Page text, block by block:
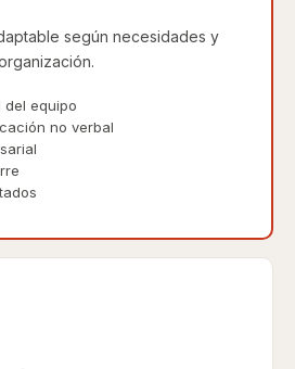
según necesidades y
del equipo
no verbal